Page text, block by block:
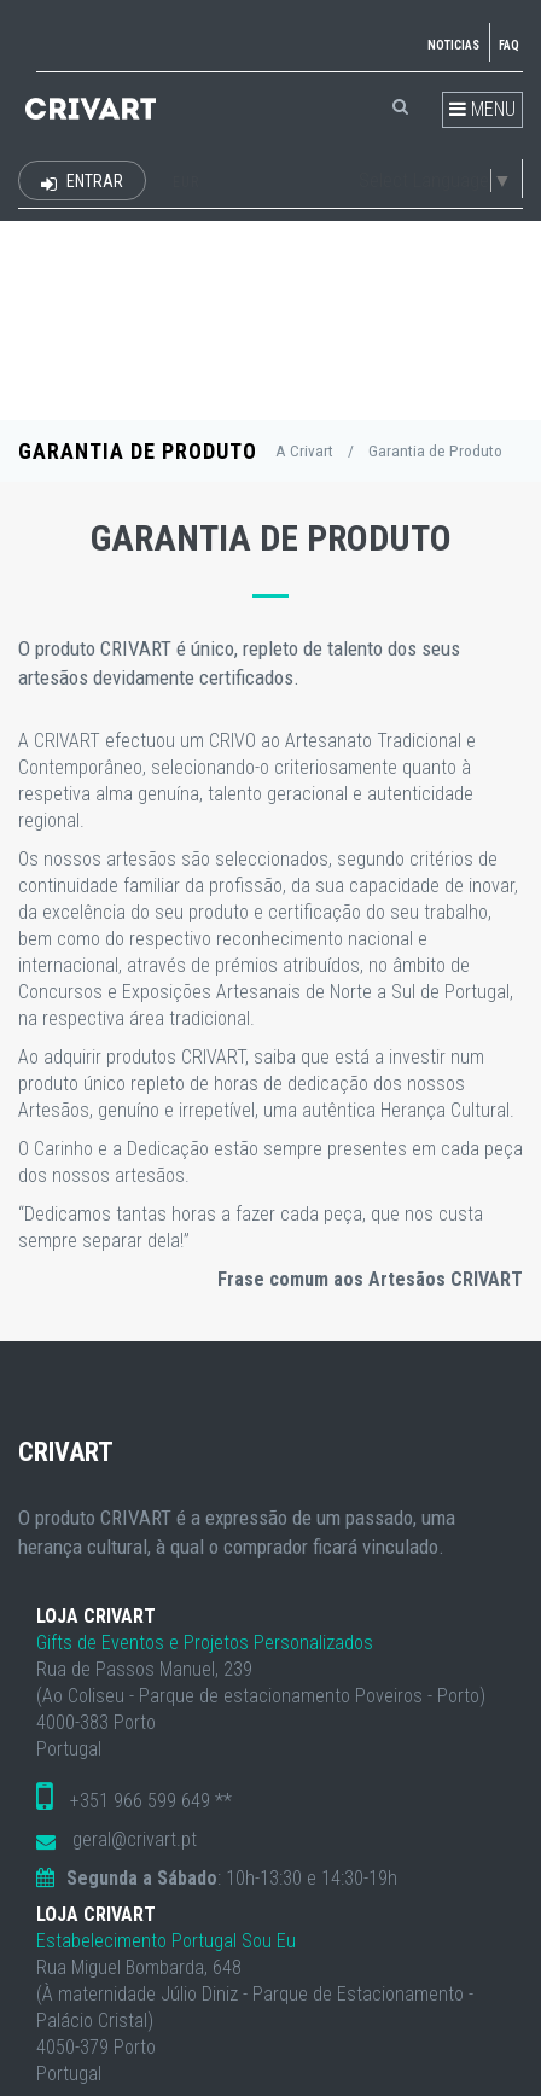
NOTICIAS FAQ
MENU
▼
ENTRAR
GARANTIA DE PRODUTO A Crivart / Garantia de Produto
GARANTIA DE PRODUTO
O produto CRIVART é único, repleto de talento dos seus
artesãos devidamente certificados.
A CRIVART efectuou um CRIVO ao Artesanato Tradicional e
Contemporâneo, selecionando-o criteriosamente quanto à
respetiva alma genuína, talento geracional e autenticidade
regional.
Os nossos artesãos são seleccionados, segundo critérios de
continuidade familiar da profissão, da sua capacidade de inovar,
da excelência do seu produto e certificação do seu trabalho,
bem como do respectivo reconhecimento nacional e
internacional, através de prémios atribuídos, no âmbito de
Concursos e Exposições Artesanais de Norte a Sul de Portugal,
na respectiva área tradicional.
Ao adquirir produtos CRIVART, saiba que está a investir num
produto único repleto de horas de dedicação dos nossos
Artesãos, genuíno e irrepetível, uma autêntica Herança Cultural.
O Carinho e a Dedicação estão sempre presentes em cada peça
dos nossos artesãos.
“Dedicamos tantas horas a fazer cada peça, que nos custa
sempre separar dela!”
Frase comum aos Artesãos CRIVART
CRIVART
O produto CRIVART é a expressão de um passado, uma
herança cultural, à qual o comprador ficará vinculado.
LOJA CRIVART
Gifts de Eventos e Projetos Personalizados
Rua de Passos Manuel, 239
(Ao Coliseu - Parque de estacionamento Poveiros - Porto)
4000-383 Porto
Portugal
+351 966 599 649 **
geral@crivart.pt
Segunda a Sábado: 10h-13:30 e 14:30-19h
LOJA CRIVART
Estabelecimento Portugal Sou Eu
Rua Miguel Bombarda, 648
(À maternidade Júlio Diniz - Parque de Estacionamento -
Palácio Cristal)
4050-379 Porto
Portugal